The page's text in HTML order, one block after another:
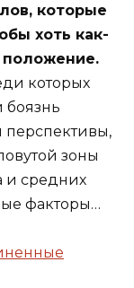
которые
хоть как-
положение.
которых
боязнь
перспективы,
зоны
и средних
факторы…